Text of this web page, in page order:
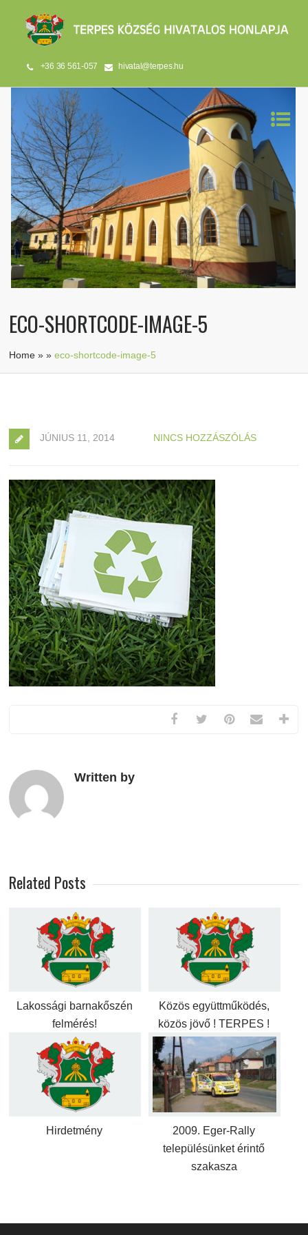
+36 36 561-057 hivatal@terpes.hu
ECO-SHORTCODE-IMAGE-5
Home »»eco-shortcode-image-5
JÚNIUS 11, 2014 NINCS HOZZÁSZÓLÁS
Written by
Related Posts
Lakossági barnakőszén
felmérés!
Közös együttműködés,
közös jövő ! TERPES !
Hirdetmény
2009. Eger-Rally
településünket érintő
szakasza